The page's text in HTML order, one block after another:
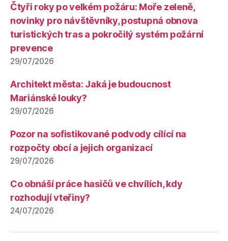
Čtyři roky po velkém požáru: Moře zeleně,
novinky pro návštěvníky, postupná obnova
turistických tras a pokročilý systém požární
prevence
29/07/2026
Architekt města: Jaká je budoucnost
Mariánské louky?
29/07/2026
Pozor na sofistikované podvody cílící na
rozpočty obcí a jejich organizací
29/07/2026
Co obnáší práce hasičů ve chvílích, kdy
rozhodují vteřiny?
24/07/2026